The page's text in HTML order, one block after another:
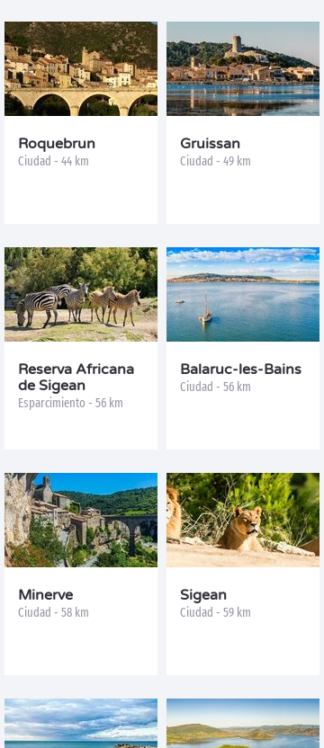
Roquebrun
Ciudad - 44 km
Gruissan
Ciudad - 49 km
Reserva Africana
de Sigean
Esparcimiento - 56 km
Balaruc-les-Bains
Ciudad - 56 km
Minerve
Ciudad - 58 km
Sigean
Ciudad - 59 km